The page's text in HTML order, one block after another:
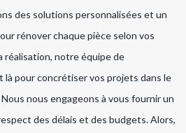
des solutions personnalisées et un
rénover chaque pièce selon vos
réalisation, notre équipe de
là pour concrétiser vos projets dans le
nous engageons à vous fournir un
des délais et des budgets. Alors,